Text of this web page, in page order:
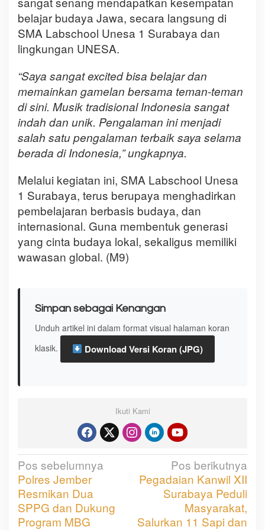
belajar budaya Jawa, secara langsung di
SMA Labschool Unesa 1 Surabaya dan
lingkungan UNESA.
“Saya sangat excited bisa belajar dan
memainkan gamelan bersama teman-teman
di sini. Musik tradisional Indonesia sangat
indah dan unik. Pengalaman ini menjadi
salah satu pengalaman terbaik saya selama
berada di Indonesia,” ungkapnya.
Melalui kegiatan ini, SMA Labschool Unesa
1 Surabaya, terus berupaya menghadirkan
pembelajaran berbasis budaya, dan
internasional. Guna membentuk generasi
yang cinta budaya lokal, sekaligus memiliki
wawasan global. (M9)
Simpan sebagai Kenangan
Unduh artikel ini dalam format visual halaman koran
klasik.
Download Versi Koran (JPG)
Ikuti Kami
N
a
v
i
Pos sebelumnya
Polres Jember
Resmikan Dua
SPPG dan Dukung
Program MBG
Pos berikutnya
Pegadaian Kanwil XII
Surabaya Peduli
Masyarakat,
Salurkan 11 Sapi dan